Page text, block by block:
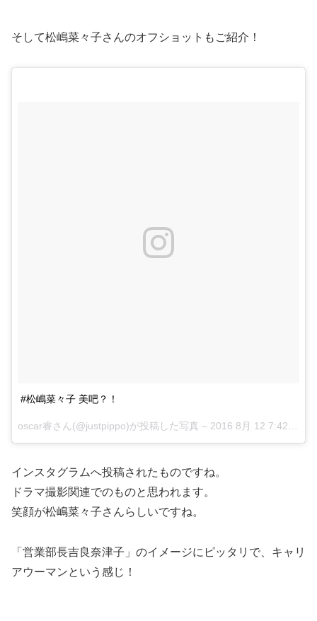
そして松嶋菜々子さんのオフショットもご紹介！
#松嶋菜々子 美吧？！
oscar睿さん(@justpippo)が投稿した写真 – 2016 8月 12 7:42午前 PDT
インスタグラムへ投稿されたものですね。
ドラマ撮影関連でのものと思われます。
笑顔が松嶋菜々子さんらしいですね。
「営業部長吉良奈津子」のイメージにピッタリで、キャリ
アウーマンという感じ！